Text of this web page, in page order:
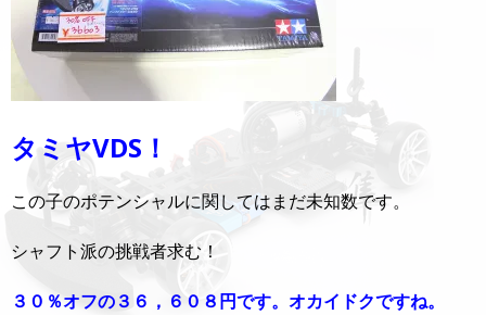
タミヤVDS！
この子のポテンシャルに関してはまだ未知数です。
シャフト派の挑戦者求む！
３０％オフの３６，６０８円です。オカイドクですね。